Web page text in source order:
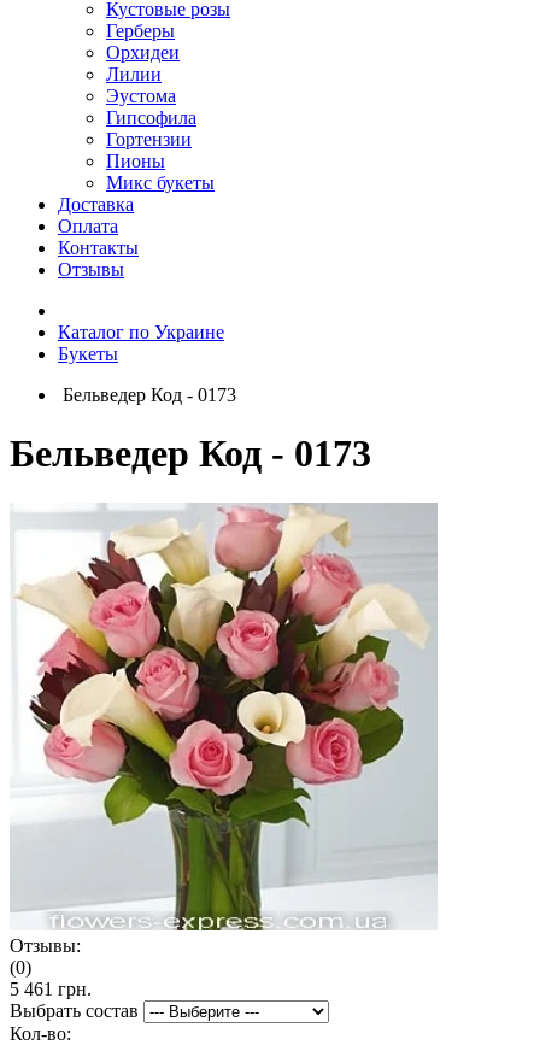
Кустовые розы
Герберы
Орхидеи
Лилии
Эустома
Гипсофила
Гортензии
Пионы
Микс букеты
Доставка
Оплата
Контакты
Отзывы
Каталог по Украине
Букеты
Бельведер Код - 0173
Бельведер Код - 0173
Отзывы:
(0)
5 461 грн.
Выбрать состав
Кол-во: